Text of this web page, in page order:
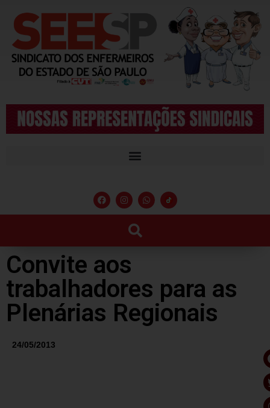
Convite aos
trabalhadores para as
Plenárias Regionais
24/05/2013